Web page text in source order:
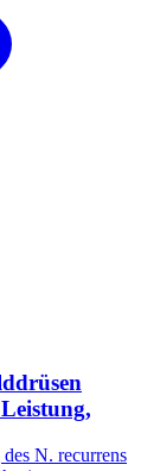
N. recurrens